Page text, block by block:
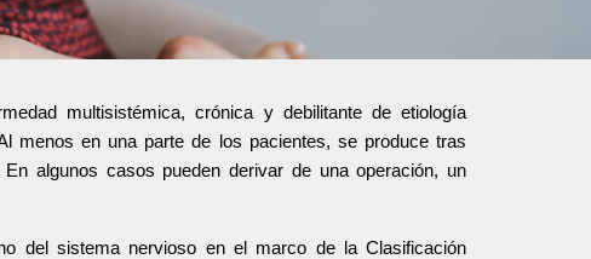
multisistémica, crónica y debilitante de etiología
menos en una parte de los pacientes, se produce tras
algunos casos pueden derivar de una operación, un
del sistema nervioso en el marco de la Clasificación